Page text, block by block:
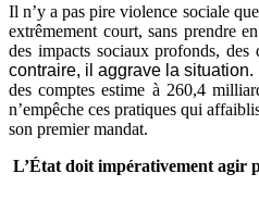
Il n’y a pas pire violence sociale
extrêmement court, sans prendre
des impacts sociaux profonds,
contraire, il aggrave la
des comptes estime à 260,4
n’empêche ces pratiques qui
son premier mandat.
L’État doit impérativement agir